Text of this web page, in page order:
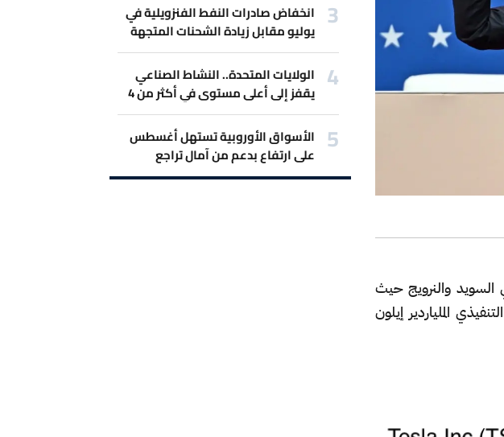
السويد والنرويج حيث
الملياردير إيلون
انخفاض صادرات النفط الفنزويلية في
يوليو مقابل زيادة الشحنات المتجهة
لأميركا
الولايات المتحدة.. النشاط الصناعي
يقفز إلى أعلى مستوى في أكثر من 4
سنوات
الأسواق الأوروبية تستهل أغسطس
على ارتفاع بدعم من آمال تراجع
التصعيد بين أميركا وإيران